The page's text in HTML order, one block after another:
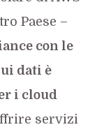
Paese –
con le
dati è
i cloud
servizi